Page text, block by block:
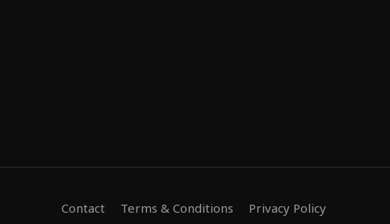
Contact Terms & Conditions Privacy Policy